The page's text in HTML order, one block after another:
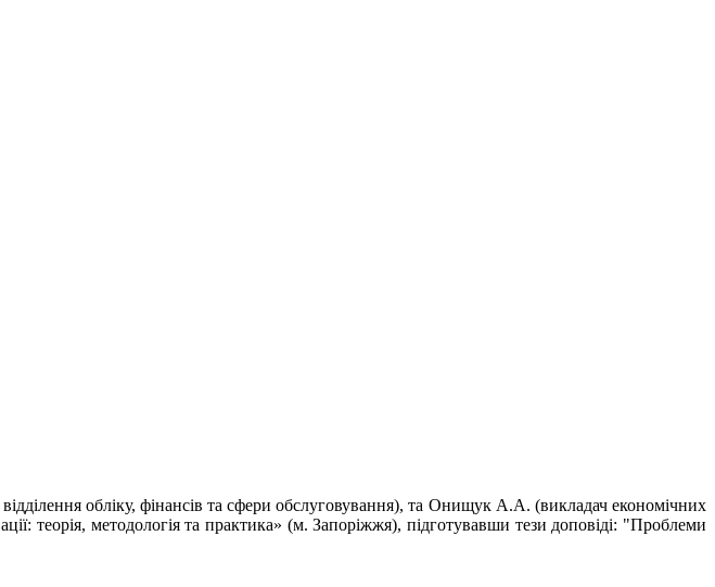
обліку, фінансів та сфери обслуговування), та Онищук А.А. (викладач економічних
теорія, методологія та практика» (м. Запоріжжя), підготувавши тези доповіді: "Проблеми